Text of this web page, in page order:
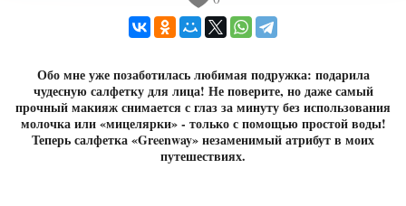
Обо мне уже позаботилась любимая подружка: подарила
чудесную салфетку для лица! Не поверите, но даже самый
прочный макияж снимается с глаз за минуту без использования
молочка или «мицелярки» - только с помощью простой воды!
Теперь салфетка «Greenway» незаменимый атрибут в моих
путешествиях.